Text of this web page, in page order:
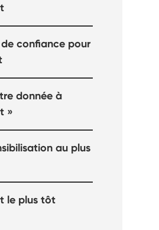
confiance pour
donnée à
»
au plus
le plus tôt